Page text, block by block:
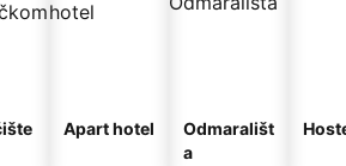
Apart hotel
Odmarališt
a